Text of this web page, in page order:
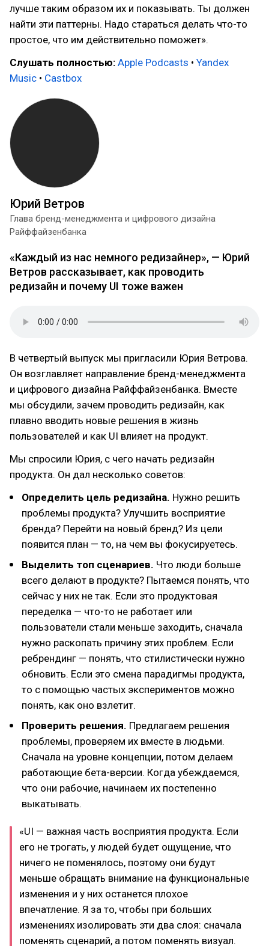
лучше таким образом их и показывать. Ты должен
найти эти паттерны. Надо стараться делать что-то
простое, что им действительно поможет».
Слушать полностью: Apple Podcasts • Yandex
Music • Castbox
Юрий Ветров
Глава бренд-менеджмента и цифрового дизайна
Райффайзенбанка
«Каждый из нас немного редизайнер», — Юрий
Ветров рассказывает, как проводить
редизайн и почему UI тоже важен
В четвертый выпуск мы пригласили Юрия Ветрова.
Он возглавляет направление бренд-менеджмента
и цифрового дизайна Райффайзенбанка. Вместе
мы обсудили, зачем проводить редизайн, как
плавно вводить новые решения в жизнь
пользователей и как UI влияет на продукт.
Мы спросили Юрия, с чего начать редизайн
продукта. Он дал несколько советов:
Определить цель редизайна. Нужно решить
проблемы продукта? Улучшить восприятие
бренда? Перейти на новый бренд? Из цели
появится план — то, на чем вы фокусируетесь.
Выделить топ сценариев. Что люди больше
всего делают в продукте? Пытаемся понять, что
сейчас у них не так. Если это продуктовая
переделка — что-то не работает или
пользователи стали меньше заходить, сначала
нужно раскопать причину этих проблем. Если
ребрендинг — понять, что стилистически нужно
обновить. Если это смена парадигмы продукта,
то с помощью частых экспериментов можно
понять, как оно взлетит.
Проверить решения. Предлагаем решения
проблемы, проверяем их вместе в людьми.
Сначала на уровне концепции, потом делаем
работающие бета-версии. Когда убеждаемся,
что они рабочие, начинаем их постепенно
выкатывать.
«UI — важная часть восприятия продукта. Если
его не трогать, у людей будет ощущение, что
ничего не поменялось, поэтому они будут
меньше обращать внимание на функциональные
изменения и у них останется плохое
впечатление. Я за то, чтобы при больших
изменениях изолировать эти два слоя: сначала
поменять сценарий, а потом поменять визуал.